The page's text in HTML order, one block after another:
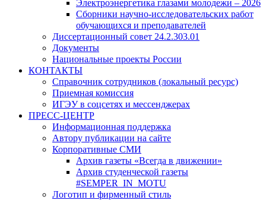
Электроэнергетика глазами молодежи – 2026
Сборники научно-исследовательских работ
обучающихся и преподавателей
Диссертационный совет 24.2.303.01
Документы
Национальные проекты России
КОНТАКТЫ
Cправочник сотрудников (локальный ресурс)
Приемная комиссия
ИГЭУ в соцсетях и мессенджерах
ПРЕСС-ЦЕНТР
Информационная поддержка
Автору публикации на сайте
Корпоративные СМИ
Архив газеты «Всегда в движении»
Архив студенческой газеты
#SEMPER_IN_MOTU
Логотип и фирменный стиль